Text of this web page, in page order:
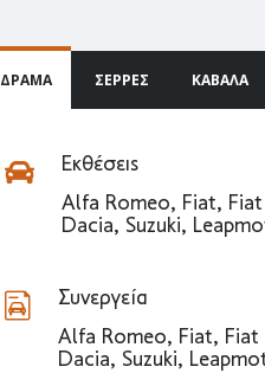
ΔΡΆΜΑ ΣΈΡΡΕΣ ΚΑΒΆΛΑ
Εκθέσεις
Alfa Romeo, Fiat,
Dacia, Suzuki,
Συνεργεία
Alfa Romeo, Fiat, Fiat
Dacia, Suzuki,